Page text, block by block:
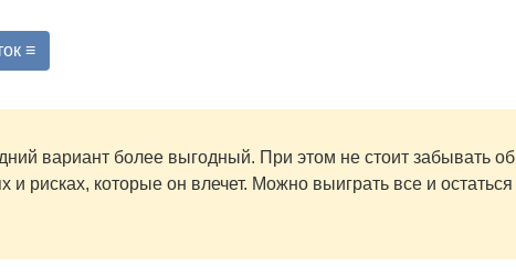
≡
вариант более выгодный. При этом не стоит забывать об
и рисках, которые он влечет. Можно выиграть все и остаться